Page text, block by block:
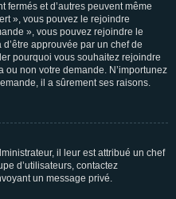
fermés et d’autres peuvent même
», vous pouvez le rejoindre
», vous pouvez rejoindre le
approuvée par un chef de
pourquoi vous souhaitez rejoindre
ou non votre demande. N’importunez
il a sûrement ses raisons.
il leur est attribué un chef
d’utilisateurs, contactez
un message privé.